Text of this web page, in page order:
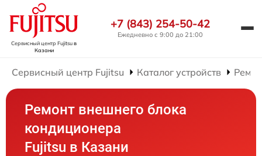
Сервисный центр Fujitsuв
Казани
+7 (843) 254-50-42
Ежедневно с 9:00 до 21:00
Сервисный центр Fujitsu Каталог устройств
Ремонт внешнего блока
кондиционера
Fujitsu в Казани